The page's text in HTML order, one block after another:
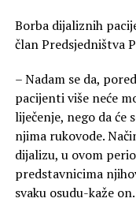
Borba dijaliznih
član Predsjedništva
– Nadam se da,
pacijenti više neće
liječenje, nego da
njima rukovode.
dijalizu, u ovom
predstavnicima
svaku osudu-kaže on.